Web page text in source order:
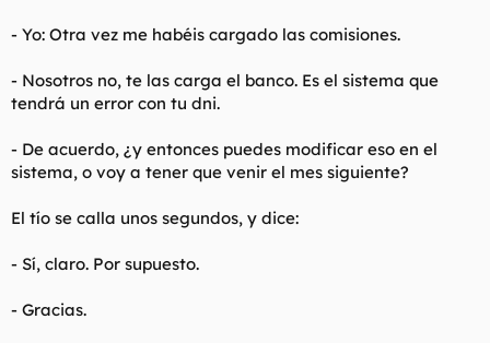
- Yo: Otra vez me habéis cargado las comisiones.
- Nosotros no, te las carga el banco. Es el sistema que
tendrá un error con tu dni.
- De acuerdo, ¿y entonces puedes modificar eso en el
sistema, o voy a tener que venir el mes siguiente?
El tío se calla unos segundos, y dice:
- Sí, claro. Por supuesto.
- Gracias.